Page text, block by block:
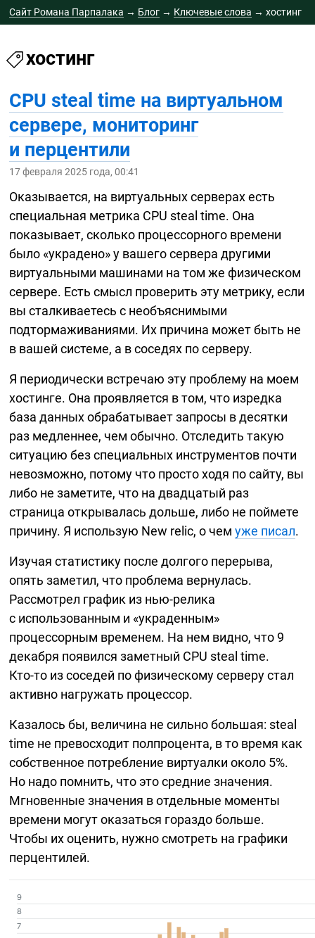
Сайт Романа Парпалака → Блог → Ключевые слова →хостинг
хостинг
CPU steal time на виртуальном
сервере, мониторинг
и перцентили
17 февраля 2025 года, 00:41
Оказывается, на виртуальных серверах есть
специальная метрика CPU steal time. Она
показывает, сколько процессорного времени
было «украдено» у вашего сервера другими
виртуальными машинами на том же физическом
сервере. Есть смысл проверить эту метрику, если
вы сталкиваетесь с необъяснимыми
подтормаживаниями. Их причина может быть не
в вашей системе, а в соседях по серверу.
Я периодически встречаю эту проблему на моем
хостинге. Она проявляется в том, что изредка
база данных обрабатывает запросы в десятки
раз медленнее, чем обычно. Отследить такую
ситуацию без специальных инструментов почти
невозможно, потому что просто ходя по сайту, вы
либо не заметите, что на двадцатый раз
страница открывалась дольше, либо не поймете
причину. Я использую New relic, о чемуже писал.
Изучая статистику после долгого перерыва,
опять заметил, что проблема вернулась.
Рассмотрел график из нью-релика
с использованным и «украденным»
процессорным временем. На нем видно, что 9
декабря появился заметный CPU steal time.
Кто-то из соседей по физическому серверу стал
активно нагружать процессор.
Казалось бы, величина не сильно большая: steal
time не превосходит полпроцента, в то время как
собственное потребление виртуалки около 5%.
Но надо помнить, что это средние значения.
Мгновенные значения в отдельные моменты
времени могут оказаться гораздо больше.
Чтобы их оценить, нужно смотреть на графики
перцентилей.